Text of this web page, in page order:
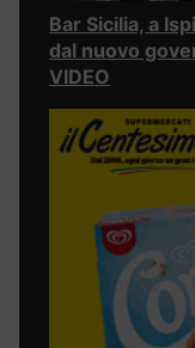
Bar Sicilia, a
dal nuovo
VIDEO